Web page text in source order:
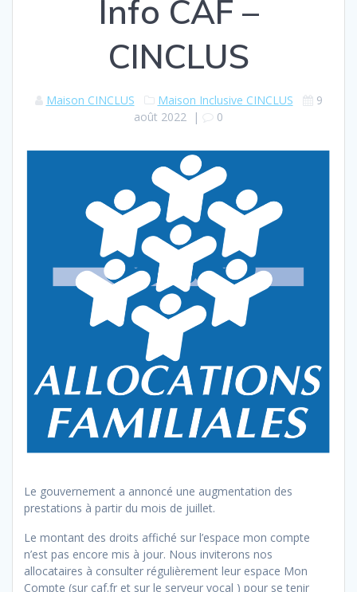
Info CAF –
CINCLUS
Maison CINCLUS Maison Inclusive CINCLUS
9
août 2022 | 0
Le gouvernement a annoncé une augmentation des
prestations à partir du mois de juillet.
Le montant des droits affiché sur l’espace mon compte
n’est pas encore mis à jour. Nous inviterons nos
allocataires à consulter régulièrement leur espace Mon
Compte (sur caf.fr et sur le serveur vocal ) pour se tenir